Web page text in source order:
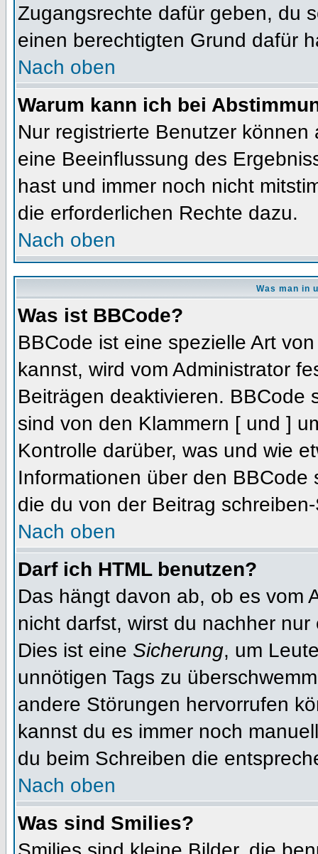
Zugangsrechte dafür geben, du
einen berechtigten Grund dafür
Nach oben
Warum kann ich bei
Nur registrierte Benutzer
eine Beeinflussung des
hast und immer noch nicht
die erforderlichen Rechte dazu.
Nach oben
Was man in
Was ist BBCode?
BBCode ist eine spezielle Art
kannst, wird vom Administrator
Beiträgen deaktivieren. BBCode
sind von den Klammern [ und ]
Kontrolle darüber, was und wie
Informationen über den
die du von der Beitrag
Nach oben
Darf ich HTML benutzen?
Das hängt davon ab, ob es vom
nicht darfst, wirst du nachher
Dies ist eine Sicherung, um
unnötigen Tags zu
andere Störungen hervorrufen
kannst du es immer noch
du beim Schreiben die
Nach oben
Was sind Smilies?